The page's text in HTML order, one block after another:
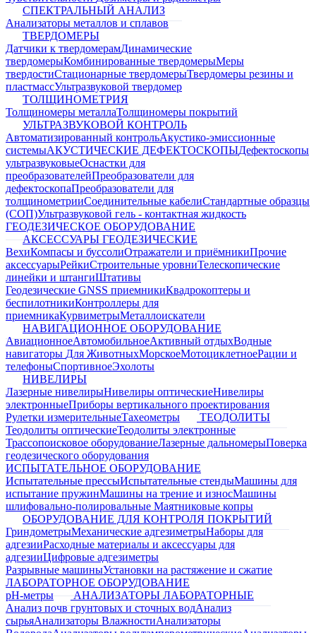
СПЕКТРАЛЬНЫЙ АНАЛИЗ
Анализаторы металлов и сплавов
ТВЕРДОМЕРЫ
Датчики к твердомерамДинамические
твердомерыКомбинированные твердомерыМеры
твердостиСтационарные твердомерыТвердомеры резины и
пластмассУльтразвуковой твердомер
ТОЛЩИНОМЕТРИЯ
Толщиномеры металлаТолщиномеры покрытий
УЛЬТРАЗВУКОВОЙ КОНТРОЛЬ
Автоматизированный контрольАкустико-эмиссионные
системыАКУСТИЧЕСКИЕ ДЕФЕКТОСКОПЫДефектоскопы
ультразвуковыеОснастки для
преобразователейПреобразователи для
дефектоскопаПреобразователи для
толщинометрииСоединительные кабелиСтандартные образцы
(СОП)Ультразвуковой гель - контактная жидкость
ГЕОДЕЗИЧЕСКОЕ ОБОРУДОВАНИЕ
АКСЕССУАРЫ ГЕОДЕЗИЧЕСКИЕ
ВехиКомпасы и буссолиОтражатели и приёмникиПрочие
аксессуарыРейкиСтроительные уровниТелескопические
линейки и штангиШтативы
Геодезические GNSS приемникиКвадрокоптеры и
беспилотникиКонтроллеры для
приемникаКурвиметрыМеталлоискатели
НАВИГАЦИОННОЕ ОБОРУДОВАНИЕ
АвиационноеАвтомобильноеАктивный отдыхВодные
навигаторы Для ЖивотныхМорскоеМотоциклетноеРации и
телефоныСпортивноеЭхолоты
НИВЕЛИРЫ
Лазерные нивелирыНивелиры оптическиеНивелиры
электронныеПриборы вертикального проектирования
Рулетки измерительныеТахеометры
ТЕОДОЛИТЫ
Теодолиты оптическиеТеодолиты электронные
Трассопоисковое оборудованиеЛазерные дальномерыПоверка
геодезического оборудования
ИСПЫТАТЕЛЬНОЕ ОБОРУДОВАНИЕ
Испытательные прессыИспытательные стендыМашины для
испытание пружинМашины на трение и износМашины
шлифовально-полировальные Маятниковые копры
ОБОРУДОВАНИЕ ДЛЯ КОНТРОЛЯ ПОКРЫТИЙ
ГриндометрыМеханические адгезиметрыНаборы для
адгезииРасходные материалы и аксессуары для
адгезииЦифровые адгезиметры
Разрывные машиныУстановки на растяжение и сжатие
ЛАБОРАТОРНОЕ ОБОРУДОВАНИЕ
pH-метры
АНАЛИЗАТОРЫ ЛАБОРАТОРНЫЕ
Анализ почв грунтовых и сточных водАнализ
сырьяАнализаторы ВлажностиАнализаторы